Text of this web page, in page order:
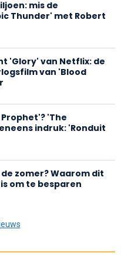
mis de
Thunder' met Robert
'Glory' van Netflix: de
van 'Blood
'The
indruk: 'Ronduit
zomer? Waarom dit
om te besparen